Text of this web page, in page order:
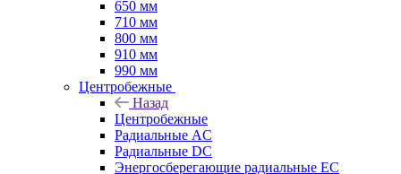
650 мм
710 мм
800 мм
910 мм
990 мм
Центробежные
Назад
Центробежные
Радиальные AC
Радиальные DC
Энергосберегающие радиальные EC